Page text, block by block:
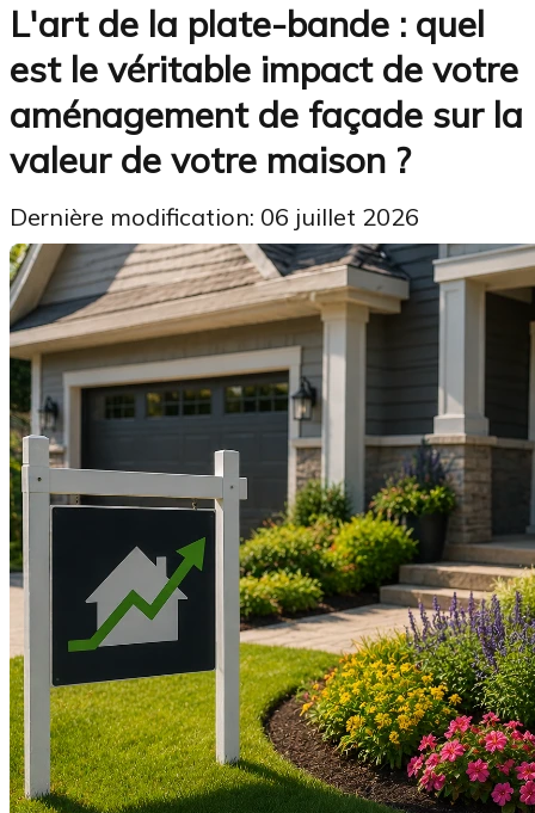
L'art de la plate-bande : quel
est le véritable impact de votre
aménagement de façade sur la
valeur de votre maison ?
Dernière modification: 06 juillet 2026